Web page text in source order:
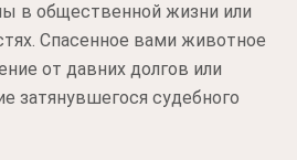
в общественной жизни или
Спасенное вами животное
от давних долгов или
затянувшегося судебного